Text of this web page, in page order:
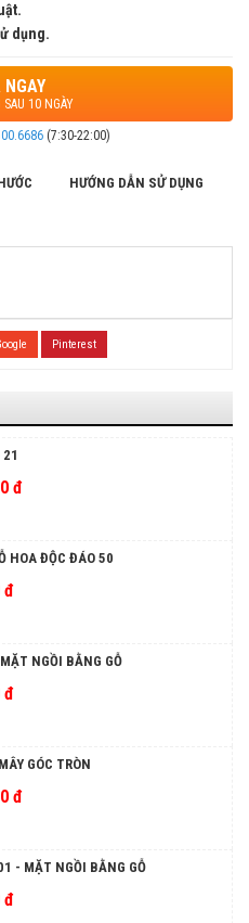
dụng.
NGAY
10 NGÀY
(7:30-22:00)
HƯỚNG DẪN SỬ DỤNG
Pinterest
21
đ
HOA ĐỘC ĐÁO 50
đ
NGỒI BẰNG GỖ
đ
GÓC TRÒN
đ
- MẶT NGỒI BẰNG GỖ
đ